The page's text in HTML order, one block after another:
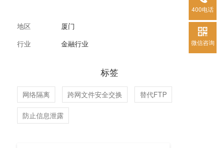
地区
厦门
行业
金融行业
标签
网络隔离 跨网文件安全交换 替代FTP
防止信息泄露
400电话
微信咨询